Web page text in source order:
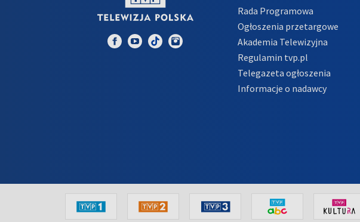
Rada Programowa
Ogłoszenia przetargowe
Akademia Telewizyjna
Regulamin tvp.pl
Telegazeta ogłoszenia
Informacje o nadawcy